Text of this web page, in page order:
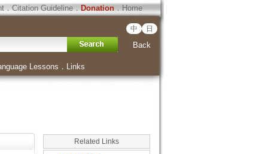
．Citation Guideline．Donation．Home
中 日
Back
Lessons ． Links
Related Links